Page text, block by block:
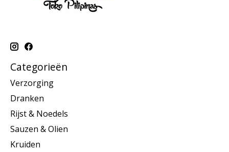
Categorieën
Verzorging
Dranken
Rijst & Noedels
Sauzen & Olien
Kruiden